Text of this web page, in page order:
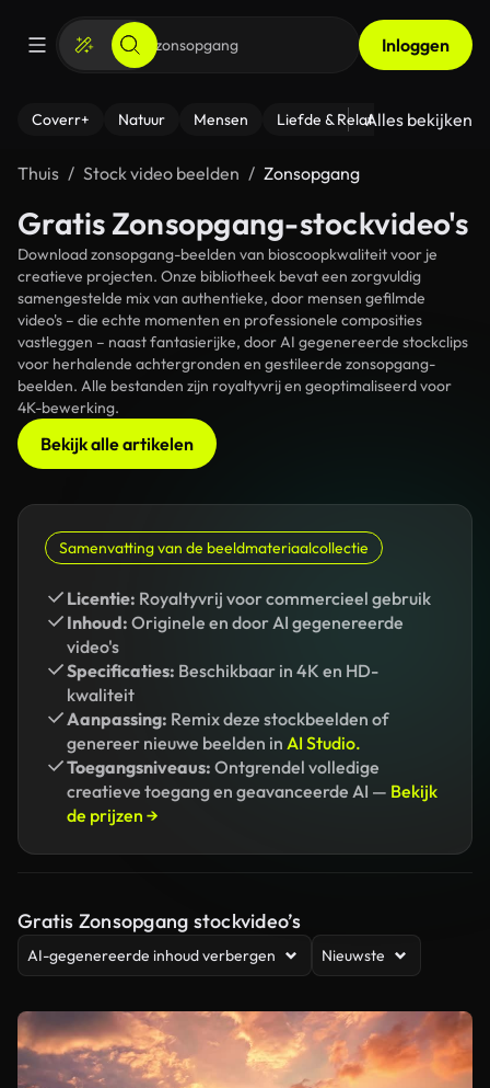
Inloggen
Coverr+ Natuur Mensen Liefde & Relaties - Fitness
Alles bekijken
Thuis Stock video beelden Zonsopgang
Gratis Zonsopgang-stockvideo's
Download zonsopgang-beelden van bioscoopkwaliteit voor je
creatieve projecten. Onze bibliotheek bevat een zorgvuldig
samengestelde mix van authentieke, door mensen gefilmde
video's – die echte momenten en professionele composities
vastleggen – naast fantasierijke, door AI gegenereerde stockclips
voor herhalende achtergronden en gestileerde zonsopgang-
beelden. Alle bestanden zijn royaltyvrij en geoptimaliseerd voor
4K-bewerking.
Bekijk alle artikelen
Samenvatting van de beeldmateriaalcollectie
Licentie: Royaltyvrij voor commercieel gebruik
Inhoud: Originele en door AI gegenereerde
video's
Specificaties: Beschikbaar in 4K en HD-
kwaliteit
Aanpassing: Remix deze stockbeelden of
genereer nieuwe beelden in AI Studio.
Toegangsniveaus: Ontgrendel volledige
creatieve toegang en geavanceerde AI — Bekijk
de prijzen →
Gratis Zonsopgang stockvideo’s
AI-gegenereerde inhoud verbergen Nieuwste